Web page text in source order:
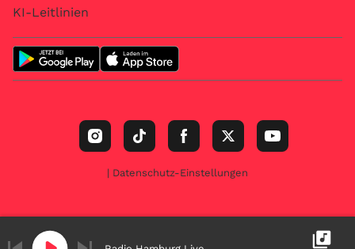
KI-Leitlinien
| Datenschutz-Einstellungen